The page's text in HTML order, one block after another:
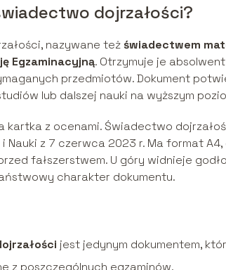
dojrzałości?
nazywane też świadectwem
Egzaminacyjną. Otrzymuje je
przedmiotów. Dokument
lub dalszej nauki na wyższym
kartka z ocenami. Świadectwo
Nauki z 7 czerwca 2023 r. Ma format
fałszerstwem. U góry widnieje
charakter dokumentu.
jest jedynym dokumentem,
z poszczególnych egzaminów.